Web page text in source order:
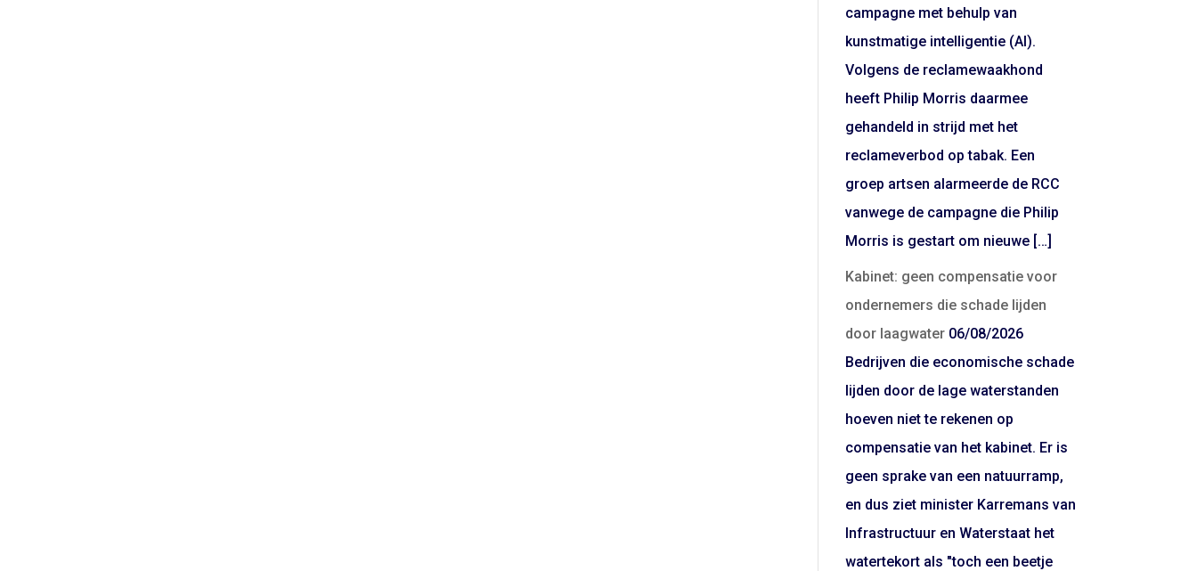
campagne met behulp van
kunstmatige intelligentie (AI).
Volgens de reclamewaakhond
heeft Philip Morris daarmee
gehandeld in strijd met het
reclameverbod op tabak. Een
groep artsen alarmeerde de RCC
vanwege de campagne die Philip
Morris is gestart om nieuwe […]
Kabinet: geen compensatie voor
ondernemers die schade lijden
door laagwater 06/08/2026
Bedrijven die economische schade
lijden door de lage waterstanden
hoeven niet te rekenen op
compensatie van het kabinet. Er is
geen sprake van een natuurramp,
en dus ziet minister Karremans van
Infrastructuur en Waterstaat het
watertekort als "toch een beetje